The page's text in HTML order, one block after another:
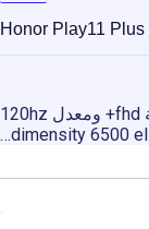
العنصر التفاصيل الشاشة 6.6 إنش amoled بدقة fhd+ ومعدل 120hz